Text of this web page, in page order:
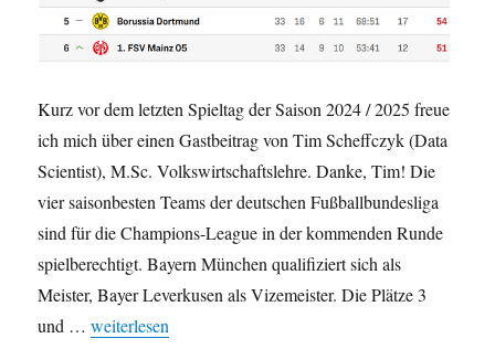
Kurz vor dem letzten Spieltag der Saison 2024 / 2025 freue
ich mich über einen Gastbeitrag von Tim Scheffczyk (Data
Scientist), M.Sc. Volkswirtschaftslehre. Danke, Tim! Die
vier saisonbesten Teams der deutschen Fußballbundesliga
sind für die Champions-League in der kommenden Runde
spielberechtigt. Bayern München qualifiziert sich als
Meister, Bayer Leverkusen als Vizemeister. Die Plätze 3
und …„Nimm zwei – Der Dreikampf um die Champions-
weiterlesen